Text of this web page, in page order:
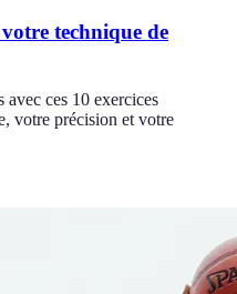
technique de
avec ces 10 exercices
votre précision et votre